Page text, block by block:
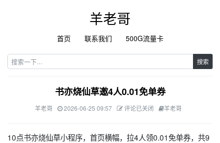
羊老哥
首页 联系我们 500G流量卡
搜索
书亦烧仙草邀4人0.01免单券
羊老哥 2026-06-25 09:57 评论已关闭 羊老哥
10点书亦烧仙草小程序，首页横幅，拉4人领0.01免单券，共9